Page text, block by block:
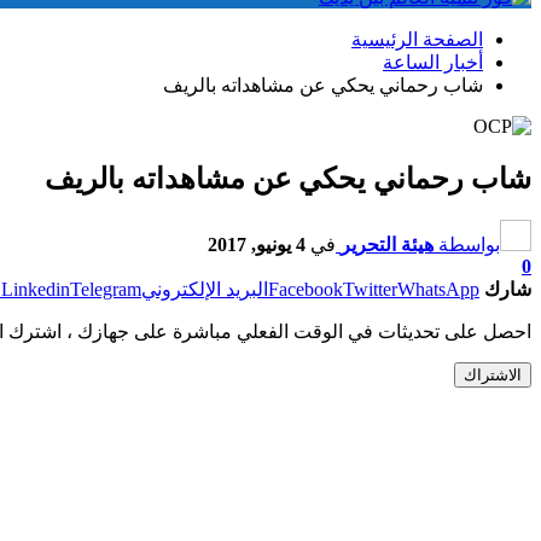
الصفحة الرئيسية
أخبار الساعة
شاب رحماني يحكي عن مشاهداته بالريف
شاب رحماني يحكي عن مشاهداته بالريف
بواسطة هيئة التحرير في 4 يونيو, 2017
0
شارك
FacebookTwitterWhatsApp البريد الإلكتروني LinkedinTelegram
احصل على تحديثات في الوقت الفعلي مباشرة على جهازك ، اشترك
الاشتراك